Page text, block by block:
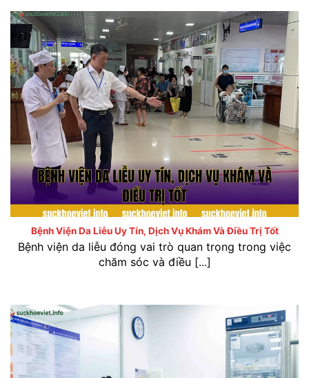
Bệnh viện da liễu uy tín, dịch vụ khám và điều trị tốt
Bệnh Viện Da Liễu Uy Tín, Dịch Vụ Khám Và Điều Trị Tốt
Bệnh viện da liễu đóng vai trò quan trọng trong việc
chăm sóc và điều [...]